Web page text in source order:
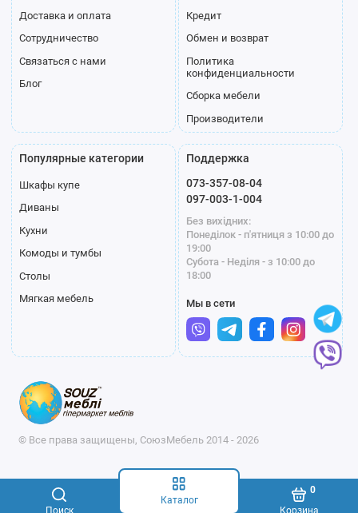
Поиск
Каталог
Корзина
0
Доставка и оплата
Сотрудничество
Связаться с нами
Блог
Кредит
Обмен и возврат
Политика
конфиденциальности
Сборка мебели
Производители
Популярные категории
Шкафы купе
Диваны
Кухни
Комоды и тумбы
Столы
Мягкая мебель
Поддержка
073-357-08-04
097-003-1-004
Без вихідних:
Понеділок - п'ятниця з 10:00 до
19:00
Субота - Неділя - з 10:00 до
18:00
Мы в сети
© Все права защищены, СоюзМебель 2014 - 2026